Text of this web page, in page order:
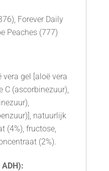
Forever Daily
Peaches (777)
vera gel [aloë vera
C (ascorbinezuur),
natuurlijk
(4%), fructose,
(2%).